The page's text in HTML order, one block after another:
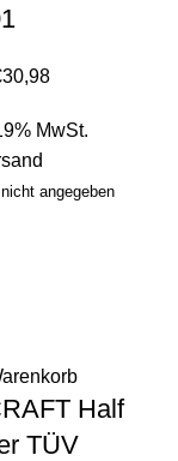
30,98
MwSt.
angegeben
Half
TÜV